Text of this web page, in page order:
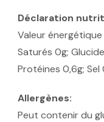
Déclaration
Valeur
Saturés 0g;
Protéines 0,6g; Sel
Allergènes:
Peut contenir du